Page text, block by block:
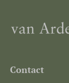
Contact